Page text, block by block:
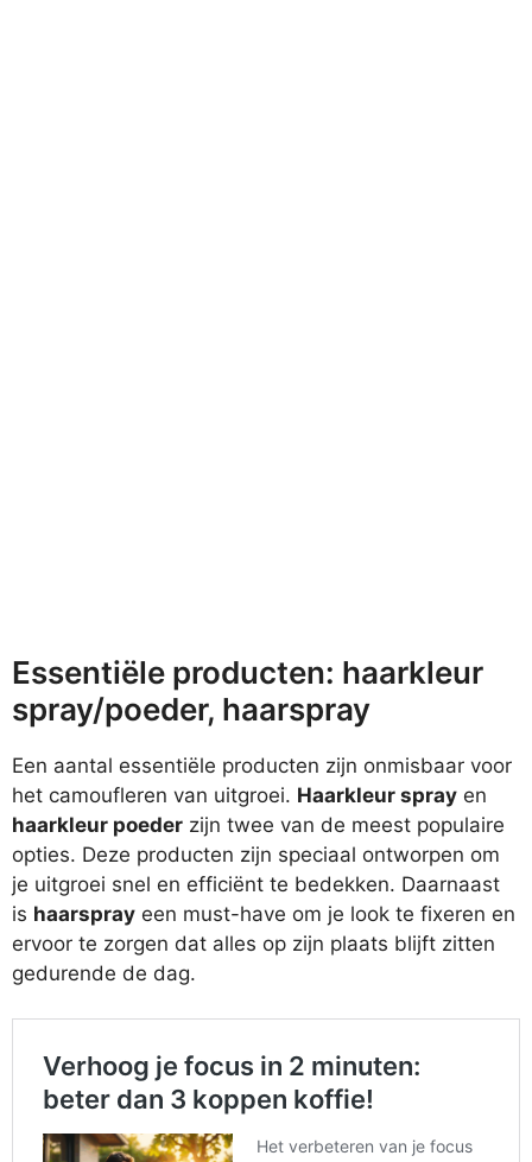
Essentiële producten: haarkleur
spray/poeder, haarspray
Een aantal essentiële producten zijn onmisbaar voor
het camoufleren van uitgroei. Haarkleur spray en
haarkleur poeder zijn twee van de meest populaire
opties. Deze producten zijn speciaal ontworpen om
je uitgroei snel en efficiënt te bedekken. Daarnaast
is haarspray een must-have om je look te fixeren en
ervoor te zorgen dat alles op zijn plaats blijft zitten
gedurende de dag.